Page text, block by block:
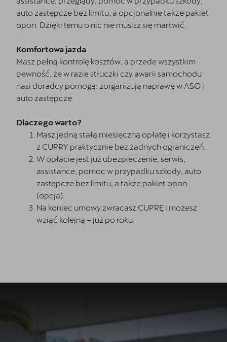
auto zastępcze bez limitu, a opcjonalnie także pakiet
opon. Dzięki temu o nic nie musisz się martwić.
Komfortowa jazda
Masz pełną kontrolę kosztów, a przede wszystkim
pewność, że w razie stłuczki czy awarii samochodu
nasi doradcy pomogą: zorganizują naprawę w ASO i
auto zastępcze.
Dlaczego warto?
Masz jedną stałą miesięczną opłatę i korzystasz
z CUPRY praktycznie bez żadnych ograniczeń.
W opłacie jest już ubezpieczenie, serwis,
assistance, pomoc w przypadku szkody, auto
zastępcze bez limitu, a także pakiet opon
(opcja).
Na koniec umowy zwracasz CUPRĘ i możesz
wziąć kolejną – już po roku.